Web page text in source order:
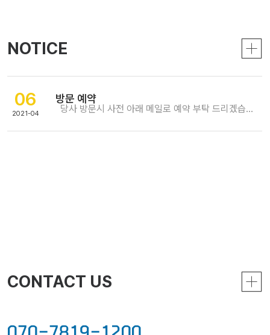
NOTICE
06
2021-04
방문 예약
당사 방문시 사전 아래 메일로 예약 부탁 드리겠습니다. 1. 방문 목적. 2. 방문 인원. -. 회사/직급/연처 3. 방문 차량. -. 차량 번호.
CONTACT US